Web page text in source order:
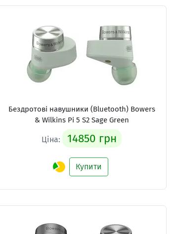
Бездротові навушники (Bluetooth) Bowers
& Wilkins Pi 5 S2 Sage Green
Ціна: 14850 грн
Купити